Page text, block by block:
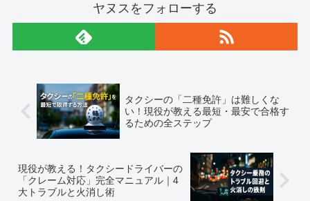
ヤヌスをフォローする
タクシーの「二種免許」は難しくな
い！現役が教える最短・最安で合格す
るための全ステップ
現役が教える！タクシードライバーの
「クレーム対応」完全マニュアル｜4
大トラブルと火消し術